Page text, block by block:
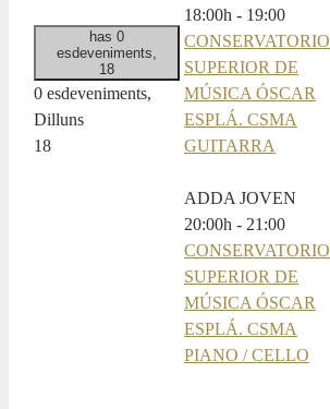
has 0
esdeveniments,
18
0 esdeveniments,
Dilluns
18
18:00h - 19:00
CONSERVATORIO
SUPERIOR DE
MÚSICA ÓSCAR
ESPLÁ. CSMA
GUITARRA
ADDA JOVEN
20:00h - 21:00
CONSERVATORIO
SUPERIOR DE
MÚSICA ÓSCAR
ESPLÁ. CSMA
PIANO / CELLO